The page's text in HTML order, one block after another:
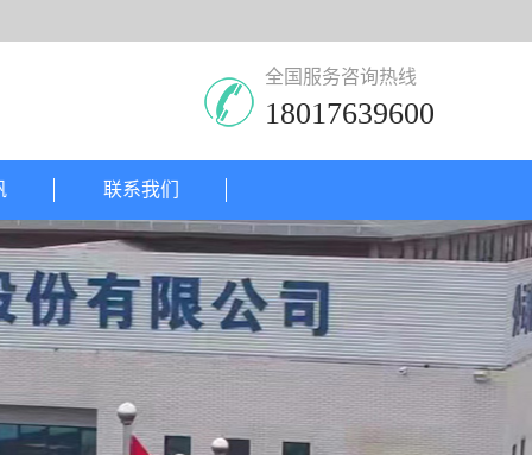
全国服务咨询热线
18017639600
联系我们